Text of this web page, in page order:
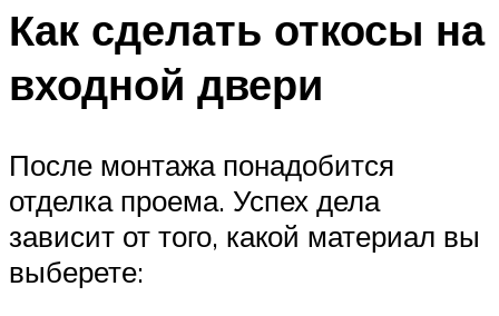
Как сделать откосы на
входной двери
После монтажа понадобится
отделка проема. Успех дела
зависит от того, какой материал вы
выберете: